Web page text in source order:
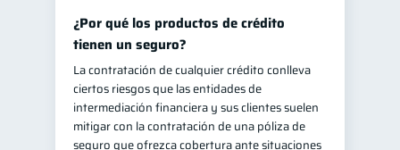
¿Por qué los productos de crédito
tienen un seguro?
La contratación de cualquier crédito conlleva
ciertos riesgos que las entidades de
intermediación financiera y sus clientes suelen
mitigar con la contratación de una póliza de
seguro que ofrezca cobertura ante situaciones